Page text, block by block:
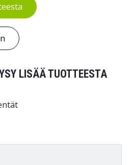
LISÄÄ TUOTTEESTA